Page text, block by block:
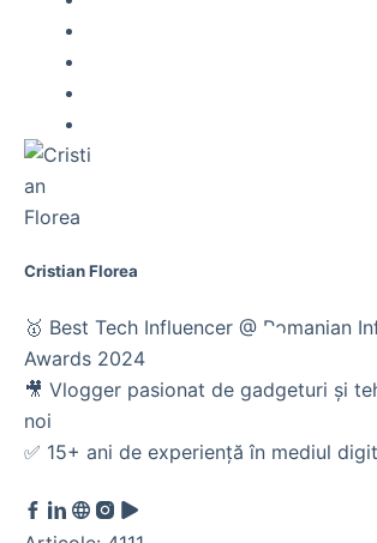
Cristian Florea
🥇 Best Tech Influencer @ Romanian
Awards 2024
🎥 Vlogger pasionat de gadgeturi și
noi
✅ 15+ ani de experiență în mediul